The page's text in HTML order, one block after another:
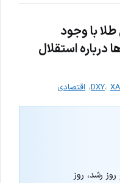
با وجود
درباره استقلال
DXY، ، اقتصادی
رشد، روز